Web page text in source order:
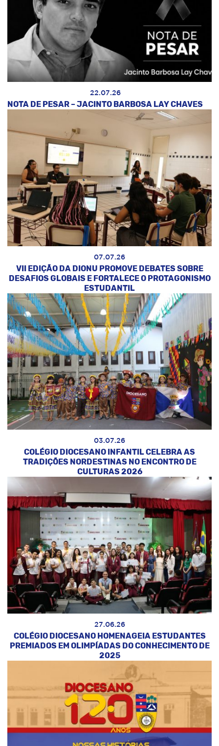
22.07.26
NOTA DE PESAR – JACINTO BARBOSA LAY CHAVES
07.07.26
VII EDIÇÃO DA DIONU PROMOVE DEBATES SOBRE
DESAFIOS GLOBAIS E FORTALECE O PROTAGONISMO
ESTUDANTIL
03.07.26
COLÉGIO DIOCESANO INFANTIL CELEBRA AS
TRADIÇÕES NORDESTINAS NO ENCONTRO DE
CULTURAS 2026
27.06.26
COLÉGIO DIOCESANO HOMENAGEIA ESTUDANTES
PREMIADOS EM OLIMPÍADAS DO CONHECIMENTO DE
2025